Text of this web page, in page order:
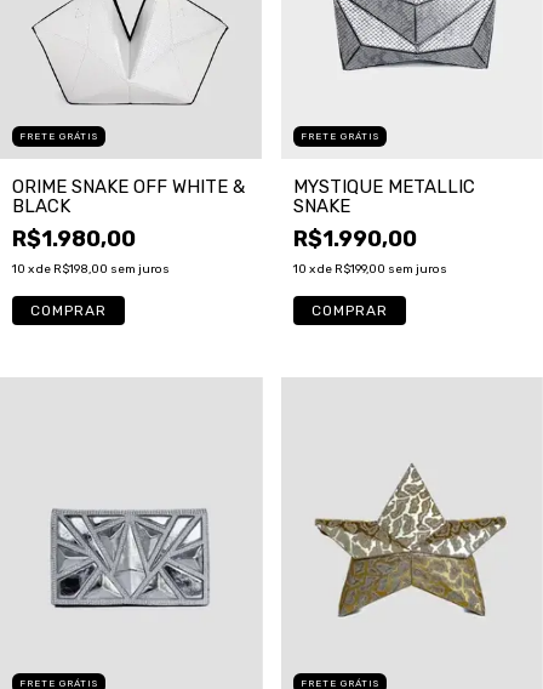
FRETE GRÁTIS
ORIME SNAKE OFF WHITE &
BLACK
R$1.980,00
10 x de R$198,00 sem juros
FRETE GRÁTIS
MYSTIQUE METALLIC
SNAKE
R$1.990,00
10 x de R$199,00 sem juros
COMPRAR
FRETE GRÁTIS FRETE GRÁTIS